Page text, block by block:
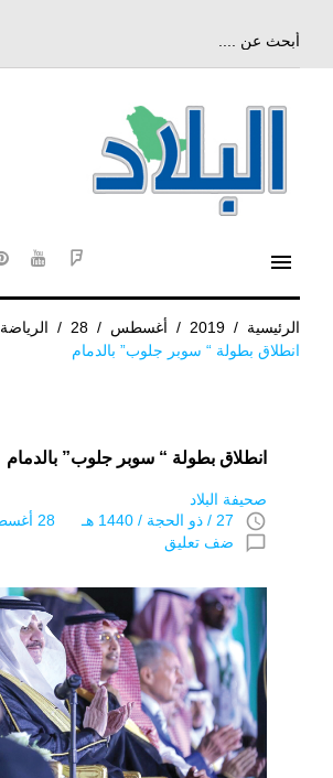
menu
الرئيسية /
2019
/ أغسطس /
28
/ الرياضة
انطلاق بطولة “ سوبر جلوب” بالدمام
انطلاق بطولة “ سوبر جلوب” بالدمام
صحيفة البلاد
access_time 27 / ذو الحجة / 1440 هـ 28 أغسطس 2019
chat_bubble_outline ضف تعليق